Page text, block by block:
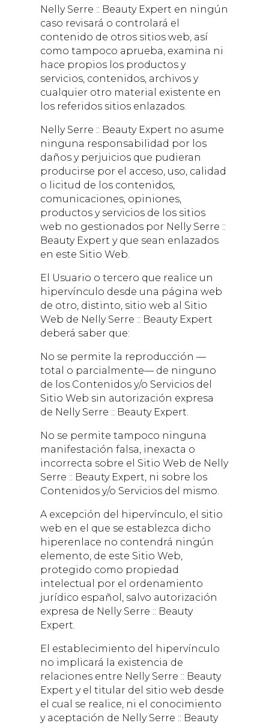
Nelly Serre :: Beauty Expert en ningún
caso revisará o controlará el
contenido de otros sitios web, así
como tampoco aprueba, examina ni
hace propios los productos y
servicios, contenidos, archivos y
cualquier otro material existente en
los referidos sitios enlazados.
Nelly Serre :: Beauty Expert no asume
ninguna responsabilidad por los
daños y perjuicios que pudieran
producirse por el acceso, uso, calidad
o licitud de los contenidos,
comunicaciones, opiniones,
productos y servicios de los sitios
web no gestionados por Nelly Serre ::
Beauty Expert y que sean enlazados
en este Sitio Web.
El Usuario o tercero que realice un
hipervínculo desde una página web
de otro, distinto, sitio web al Sitio
Web de Nelly Serre :: Beauty Expert
deberá saber que:
No se permite la reproducción —
total o parcialmente— de ninguno
de los Contenidos y/o Servicios del
Sitio Web sin autorización expresa
de Nelly Serre :: Beauty Expert
No se permite tampoco ninguna
manifestación falsa, inexacta o
incorrecta sobre el Sitio Web de Nelly
Serre :: Beauty Expert , ni sobre los
Contenidos y/o Servicios del mismo.
A excepción del hipervínculo, el sitio
web en el que se establezca dicho
hiperenlace no contendrá ningún
elemento, de este Sitio Web,
protegido como propiedad
intelectual por el ordenamiento
jurídico español, salvo autorización
expresa de Nelly Serre :: Beauty
Expert
El establecimiento del hipervínculo
no implicará la existencia de
relaciones entre Nelly Serre :: Beauty
Expert y el titular del sitio web desde
el cual se realice, ni el conocimiento
y aceptación de Nelly Serre :: Beauty